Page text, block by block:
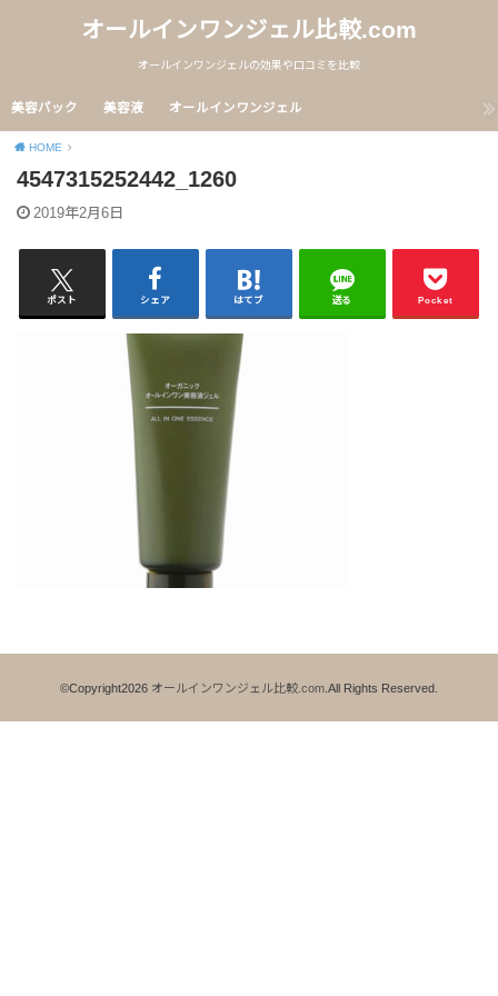
オールインワンジェル比較.com
オールインワンジェルの効果や口コミを比較
美容パック 美容液 オールインワンジェル
HOME
4547315252442_1260
2019年2月6日
ポスト シェア はてブ 送る Pocket
©Copyright2026 オールインワンジェル比較.com.All Rights Reserved.